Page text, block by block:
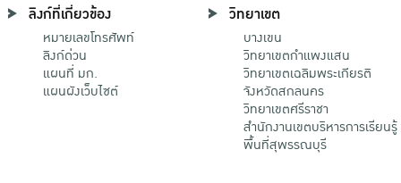
ลิงก์ที่เกี่ยวข้อง
หมายเลขโทรศัพท์
ลิงก์ด่วน
แผนที่ มก.
แผนผังเว็บไซต์
วิทยาเขต
บางเขน
วิทยาเขตกําแพงแสน
วิทยาเขตเฉลิมพระเกียรติ
จังหวัดสกลนคร
วิทยาเขตศรีราชา
สำนักงานเขตบริหารการเรียนรู้
พื้นที่สุพรรณบุรี